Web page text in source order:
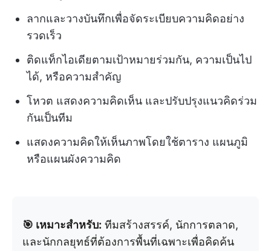
ลากและวางบันทึกเพื่อจัดระเบียบความคิดอย่าง
รวดเร็ว
ติดแท็กไอเดียตามเป้าหมายร่วมกัน, ความเป็นไป
ได้, หรือความสำคัญ
โหวต แสดงความคิดเห็น และปรับปรุงแนวคิดร่วม
กันเป็นทีม
แสดงความคิดให้เห็นภาพโดยใช้ตาราง แผนภูมิ
หรือแผนผังความคิด
🎯 เหมาะสำหรับ: ทีมสร้างสรรค์, นักการตลาด,
และนักกลยุทธ์ที่ต้องการพื้นที่เฉพาะเพื่อคิดค้น